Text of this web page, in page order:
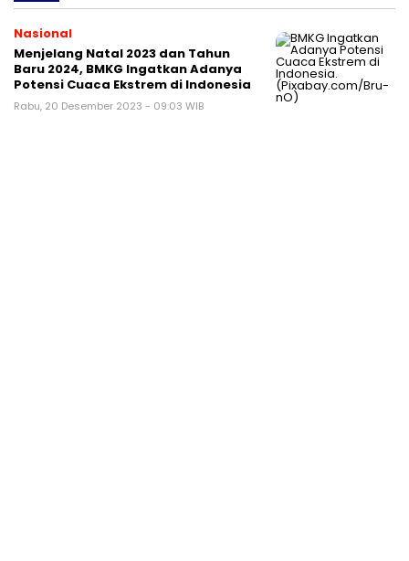
Nasional
Menjelang Natal 2023 dan Tahun
Baru 2024, BMKG Ingatkan Adanya
Potensi Cuaca Ekstrem di Indonesia
Rabu, 20 Desember 2023 - 09:03 WIB